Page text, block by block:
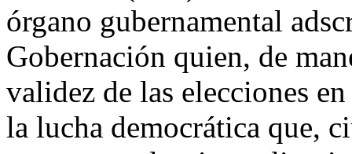
órgano gubernamental
Gobernación quien, de
validez de las elecciones
la lucha democrática que,